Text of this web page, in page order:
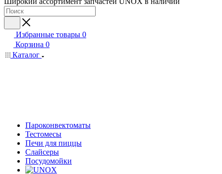
Избранные товары 0
Корзина 0
Каталог
Пароконвектоматы
Тестомесы
Печи для пиццы
Слайсеры
Посудомойки